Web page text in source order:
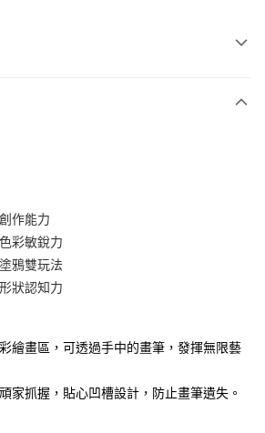
】
商品之後才付款」的支付方式。 讓您購物簡單
不需綁卡、不需儲值。
簡訊認證，即可結帳。
作能力
彩敏銳力
鴉雙玩法
狀認知力
繪畫區，可透過手中的畫筆，發揮無限藝
家抓握，貼心凹槽設計，防止畫筆遺失。